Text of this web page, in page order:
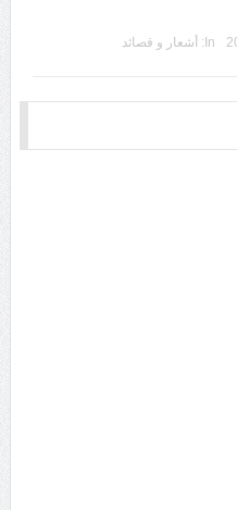
In:
أشعار و قصائد